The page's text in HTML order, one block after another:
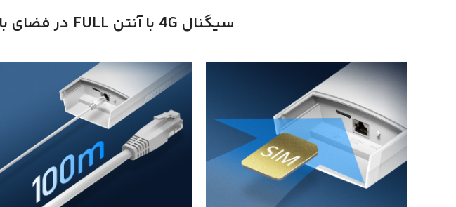
سیگنال 4G با آنتن FULL در فضای باز، Wi-Fi با کیفیت بالا را به ارمغان می آورد